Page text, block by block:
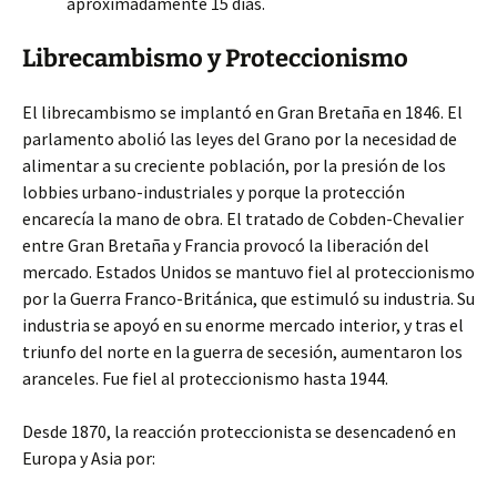
Librecambismo y Proteccionismo
El librecambismo se implantó en Gran Bretaña en 1846. El
parlamento abolió las leyes del Grano por la necesidad de
alimentar a su creciente población, por la presión de los
lobbies urbano-industriales y porque la protección
encarecía la mano de obra. El tratado de Cobden-Chevalier
entre Gran Bretaña y Francia provocó la liberación del
mercado. Estados Unidos se mantuvo fiel al proteccionismo
por la Guerra Franco-Británica, que estimuló su industria. Su
industria se apoyó en su enorme mercado interior, y tras el
triunfo del norte en la guerra de secesión, aumentaron los
aranceles. Fue fiel al proteccionismo hasta 1944.
Desde 1870, la reacción proteccionista se desencadenó en
Europa y Asia por: